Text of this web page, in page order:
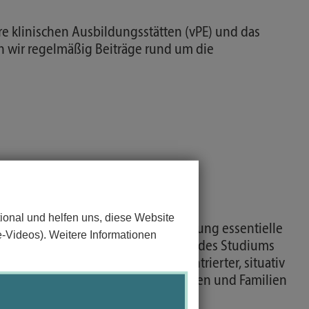
und helfen uns, diese Website
Videos). Weitere Informationen
klinischen Ausbildungsstätten (vPE) und das
wir regelmäßig Beiträge rund um die
Kommunikation und Beratung essentielle
im Umfang von 17 KP im Verlauf des Studiums
Fokus liegt dabei auf personenzentrierter, situativ
die den Bedürfnissen von Frauen und Familien